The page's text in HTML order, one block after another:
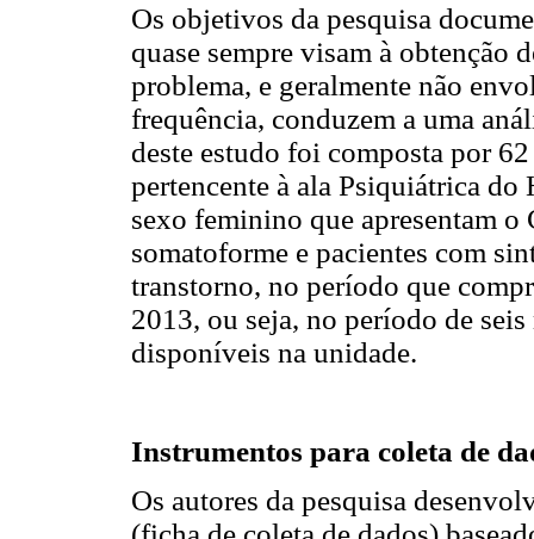
Os objetivos da pesquisa
quase sempre visam à obtenção
problema, e geralmente não
frequência, conduzem a uma
deste estudo foi composta por
pertencente à ala Psiquiátrica
sexo feminino que apresentam
somatoforme e pacientes com
transtorno, no período que
2013, ou seja, no período de
disponíveis na unidade.
Instrumentos para coleta de
Os autores da pesquisa